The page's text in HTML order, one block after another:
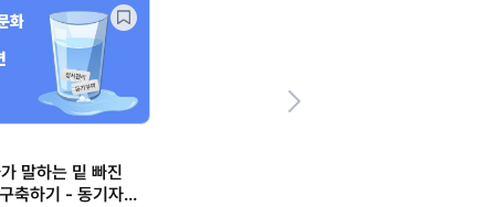
말하는 밑 빠진
축하기 - 동기자극,